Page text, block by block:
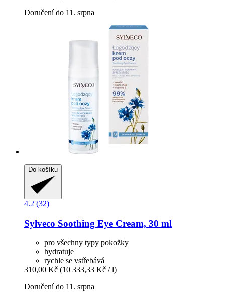
Doručení do 11. srpna
Do košíku
4.2 (32)
Sylveco Soothing Eye Cream, 30 ml
pro všechny typy pokožky
hydratuje
rychle se vstřebává
310,00 Kč (10 333,33 Kč / l)
Doručení do 11. srpna